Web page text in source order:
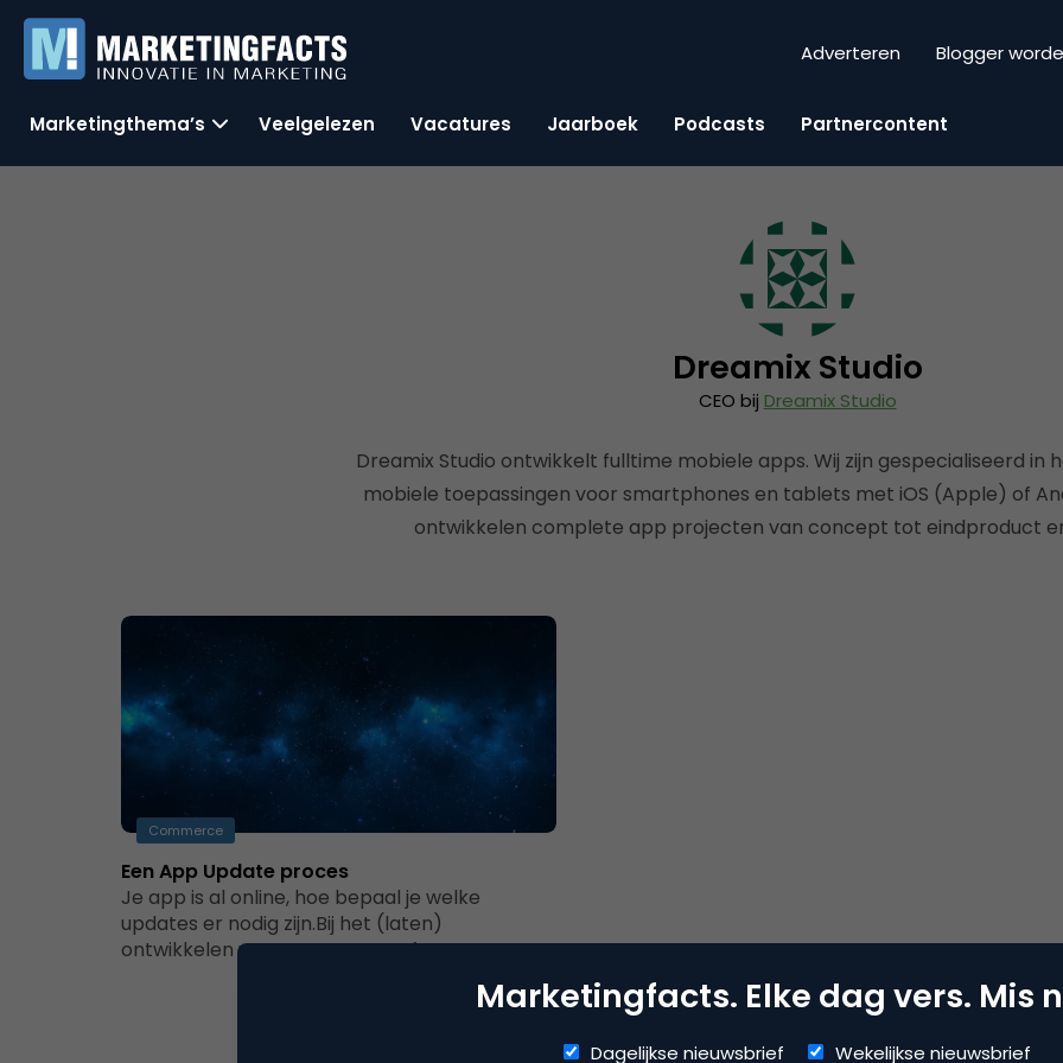
Adverteren Blogger
Marketingthema’s Veelgelezen Vacatures Jaarboek Podcasts Partnercontent
Dreamix Studio
CEO bij Dreamix Studio
Dreamix Studio ontwikkelt fulltime mobiele apps. Wij zijn gespecialiseerd in
mobiele toepassingen voor smartphones en tablets met iOS (Apple) of
ontwikkelen complete app projecten van concept tot eindproduct
Commerce
Een App Update proces
Je app is al online, hoe bepaal je welke
updates er nodig zijn.Bij het (laten)
ontwikkelen van een app streef…
Marketingfacts. Elke dag vers. Mis
Dagelijkse nieuwsbrief Wekelijkse nieuwsbrief